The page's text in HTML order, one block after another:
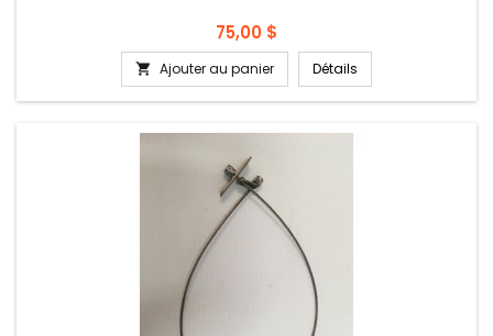
Prix
75,00 $
 Ajouter au panier Détails